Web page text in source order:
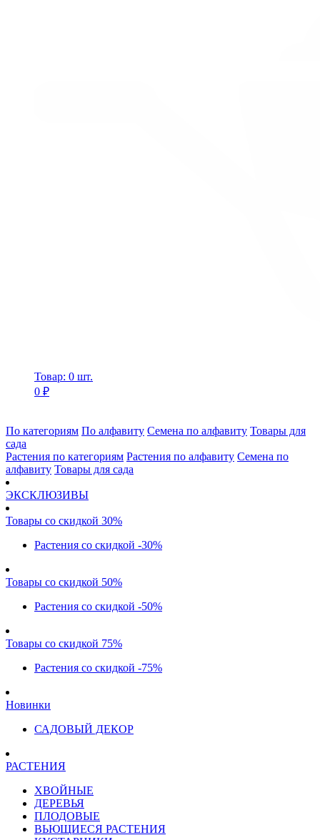
Товар: 0 шт.
0 ₽
По категориям По алфавиту Семена по алфавиту Товары для
сада
Растения по категориям Растения по алфавиту Семена по
алфавиту Товары для сада
ЭКСКЛЮЗИВЫ
Товары со скидкой 30%
Растения со скидкой -30%
Товары со скидкой 50%
Растения со скидкой -50%
Товары со скидкой 75%
Растения со скидкой -75%
Новинки
САДОВЫЙ ДЕКОР
РАСТЕНИЯ
ХВОЙНЫЕ
ДЕРЕВЬЯ
ПЛОДОВЫЕ
ВЬЮЩИЕСЯ РАСТЕНИЯ